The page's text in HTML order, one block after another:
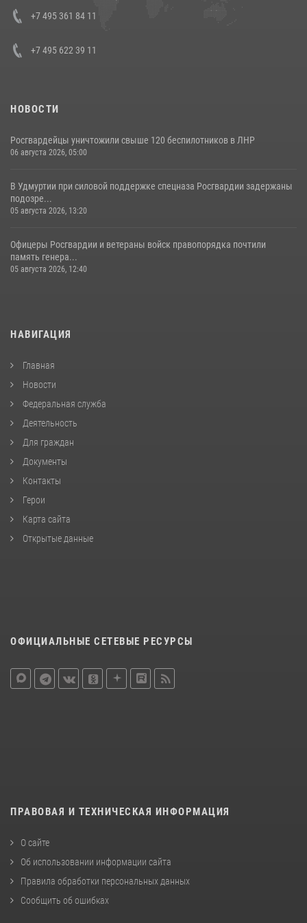
+7 495 361 84 11
+7 495 622 39 11
НОВОСТИ
Росгвардейцы уничтожили свыше 120 беспилотников в ЛНР
06 августа 2026, 05:00
В Удмуртии при силовой поддержке спецназа Росгвардии задержаны
подозре...
05 августа 2026, 13:20
Офицеры Росгвардии и ветераны войск правопорядка почтили
память генера...
05 августа 2026, 12:40
НАВИГАЦИЯ
Главная
Новости
Федеральная служба
Деятельность
Для граждан
Документы
Контакты
Герои
Карта сайта
Открытые данные
ОФИЦИАЛЬНЫЕ СЕТЕВЫЕ РЕСУРСЫ
ПРАВОВАЯ И ТЕХНИЧЕСКАЯ ИНФОРМАЦИЯ
О сайте
Об использовании информации сайта
Правила обработки персональных данных
Сообщить об ошибках